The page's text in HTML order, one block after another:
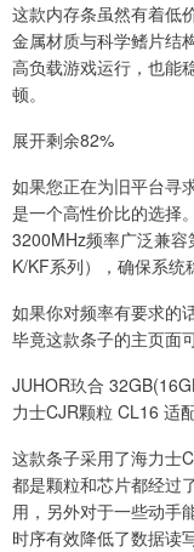
这款内存条虽然有着低
金属材质与科学鳍片结
高负载游戏运行，也能
顿。
展开剩余82%
如果您正在为旧平台寻
是一个高性价比的选择
3200MHz频率广泛兼
K/KF系列），确保系统
如果你对频率有要求的
毕竟这款条子的主页面
JUHOR玖合
力士CJR颗粒 CL16 适
这款条子采用了海力士
都是颗粒和芯片都经过
用，另外对于一些动手
时序有效降低了数据读